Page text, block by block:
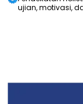
ujian, motivasi,